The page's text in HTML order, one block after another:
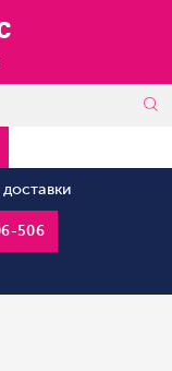
506